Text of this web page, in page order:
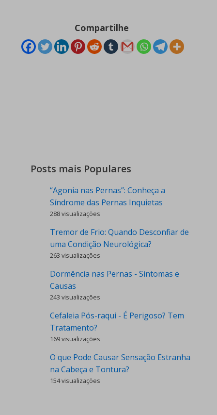
Compartilhe
Posts mais Populares
“Agonia nas Pernas”: Conheça a
Síndrome das Pernas Inquietas
288 visualizações
Tremor de Frio: Quando Desconfiar de
uma Condição Neurológica?
263 visualizações
Dormência nas Pernas - Sintomas e
Causas
243 visualizações
Cefaleia Pós-raqui - É Perigoso? Tem
Tratamento?
169 visualizações
O que Pode Causar Sensação Estranha
na Cabeça e Tontura?
154 visualizações